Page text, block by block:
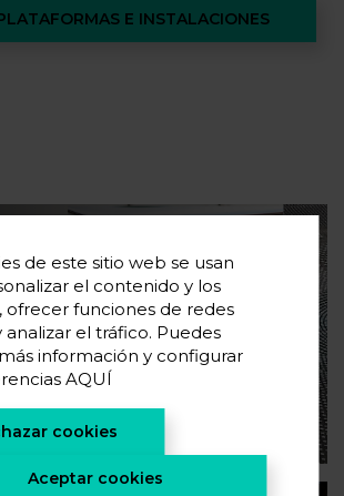
E INSTALACIONES
las últimas tendencias en
de energía y novedades en
suscríbete.
de este sitio web se usan
el contenido y los
ofrecer funciones de redes
analizar el tráfico. Puedes
información y configurar
AQUÍ
cookies
Aceptar cookies